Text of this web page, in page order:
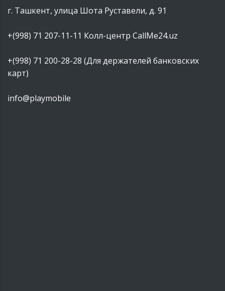
г. Ташкент, улица Шота Руставели, д. 91
+(998) 71 207-11-11 Колл-центр CallMe24.uz
+(998) 71 200-28-28 (Для держателей банковских
карт)
info@playmobile